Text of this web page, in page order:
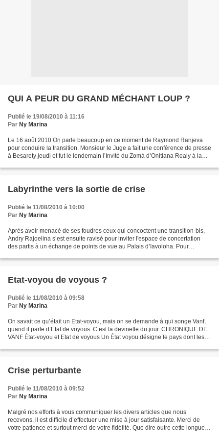
QUI A PEUR DU GRAND MÉCHANT LOUP ?
Publié le 19/08/2010 à 11:16
Par Ny Marina
Le 16 août 2010 On parle beaucoup en ce moment de Raymond Ranjeva
pour conduire la transition. Monsieur le Juge a fait une conférence de presse
à Besarety jeudi et fut le lendemain l’Invité du Zomà d’Onitiana Realy à la
Labyrinthe vers la sortie de crise
Publié le 11/08/2010 à 10:00
Par Ny Marina
Après avoir menacé de ses foudres ceux qui concoctent une transition-bis,
Andry Rajoelina s’est ensuite ravisé pour inviter l'espace de concertation
des partis à un échange de points de vue au Palais d’Iavoloha. Pour
Etat-voyou de voyous ?
Publié le 11/08/2010 à 09:58
Par Ny Marina
On savait ce qu’était un Etat-voyou, mais on se demande à qui songe Vanf,
quand il parle d’Etat de voyous. C’est la devinette du jour. CHRONIQUE DE
VANF État-voyou et Etat de voyous Un État voyou désigne le pays dont les
Crise perturbante
Publié le 11/08/2010 à 09:52
Par Ny Marina
Malgré nos efforts à vous communiquer les divers articles que nous
recevons, il est difficile d’effectuer une mise à jour satisfaisante. Merci de
votre patience et surtout merci de votre fidélité. Que dire outre cette longue